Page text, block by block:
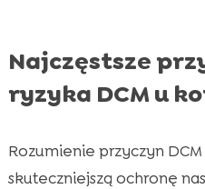
Najczęstsze
ryzyka DCM u
Rozumienie przyczyn
skuteczniejszą ochronę